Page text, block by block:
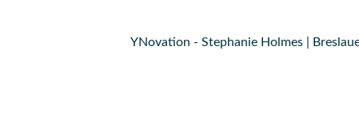
YNovation - Stephanie Holmes |